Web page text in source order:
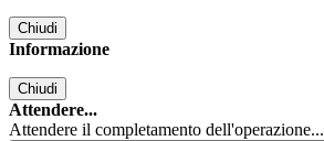
Chiudi
Informazione
Chiudi
Attendere...
Attendere il completamento dell'operazione...